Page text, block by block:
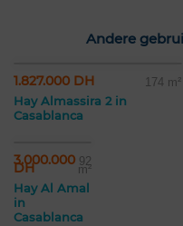
Andere
1.827.000 DH 174 m²
Hay Almassira 2 in
Casablanca
3.000.000
DH 92
m²
Hay Al Amal
in
Casablanca